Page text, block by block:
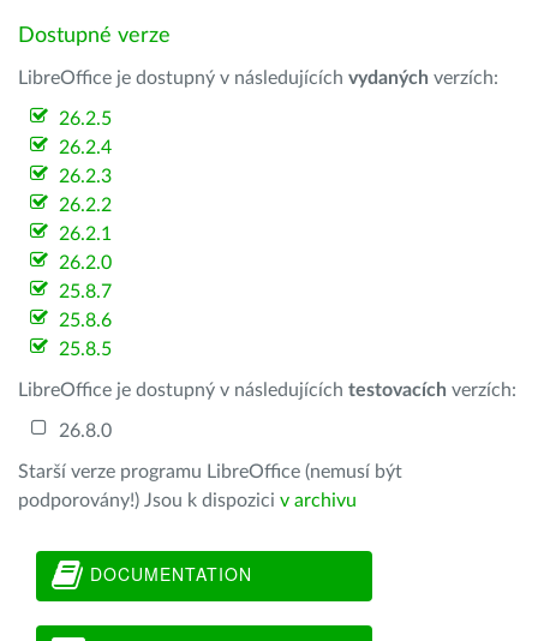
Dostupné verze
LibreOffice je dostupný v následujících vydaných verzích:
26.2.5
26.2.4
26.2.3
26.2.2
26.2.1
26.2.0
25.8.7
25.8.6
25.8.5
LibreOffice je dostupný v následujících testovacích verzích:
26.8.0
Starší verze programu LibreOffice (nemusí být
podporovány!) Jsou k dispozici v archivu
DOCUMENTATION